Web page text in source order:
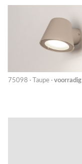
75098 · Taupe · voorradig